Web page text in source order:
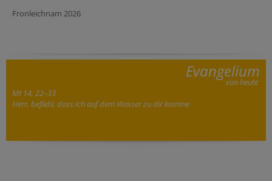
Fronleichnam 2026
Evangelium
von heute
Mt 14, 22–33
Herr, befiehl, dass ich auf dem Wasser zu dir komme